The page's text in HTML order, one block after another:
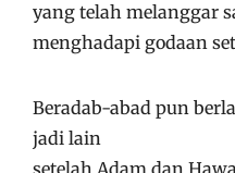
yang telah melanggar
menghadapi godaan
Beradab-abad pun
jadi lain
setelah Adam dan